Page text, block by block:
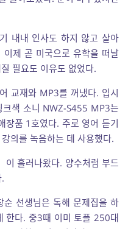
내내 인사도 하지 않고 살아
제 곧 미국으로 유학을 떠날
필요도 이유도 없었다.
교재와 MP3를 꺼냈다. 입시
크색 소니 NWZ-S455 MP3는
장품 1호였다. 주로 영어 듣기
의를 녹음하는 데 사용했다.
흘러나왔다. 양수처럼 부드
선생님은 독해 문제집을 하
한다. 중3때 이미 토플 250대